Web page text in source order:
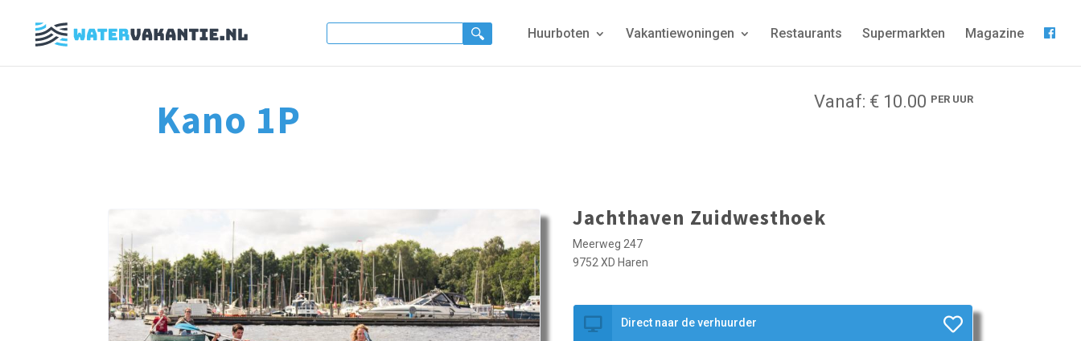
Huurboten Vakantiewoningen Restaurants Supermarkten Magazine
Kano 1P Vanaf: € 10.00 PER UUR
Jachthaven Zuidwesthoek
Meerweg 247
9752 XD Haren
Direct naar de verhuurder